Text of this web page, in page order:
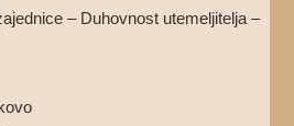
– Duhovnost utemeljitelja –